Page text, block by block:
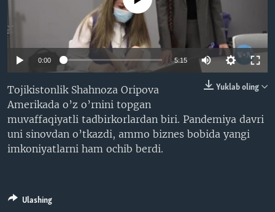
XABARLAR SURATLARDA
0:00 5:15
Yuklab oling
Tojikistonlik Shahnoza Oripova
Amerikada o’z o’rnini topgan
muvaffaqiyatli tadbirkorlardan biri. Pandemiya davri
uni sinovdan o’tkazdi, ammo biznes bobida yangi
imkoniyatlarni ham ochib berdi.
Ulashing